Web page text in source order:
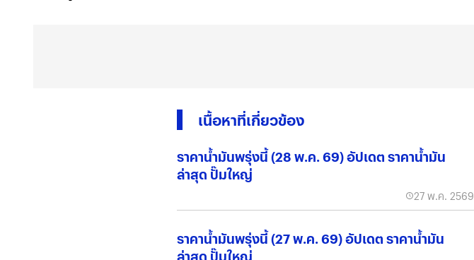
เนื้อหาที่เกี่ยวข้อง
ราคาน้ำมันพรุ่งนี้ (28 พ.ค. 69) อัปเดต ราคาน้ำมัน
ล่าสุด ปั๊มใหญ่
27 พ.ค. 2569
ราคาน้ำมันพรุ่งนี้ (27 พ.ค. 69) อัปเดต ราคาน้ำมัน
ล่าสุด ปั๊มใหญ่